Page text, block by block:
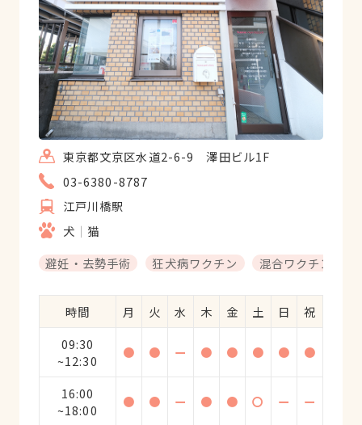
東京都文京区水道2-6-9 澤田ビル1F
03-6380-8787
江戸川橋駅
犬
猫
避妊・去勢手術
狂犬病ワクチン 混合ワクチン
時間 月 火 水 木 金 土 日
祝
09:30
~12:30
● ● ー ● ● ● ● ●
16:00
~18:00
● ● ー ● ● 〇 ー
ー